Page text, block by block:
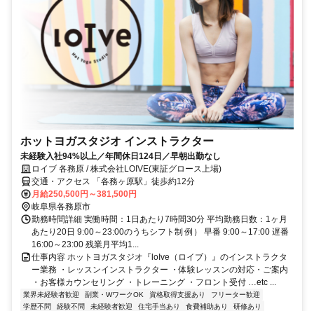
ホットヨガスタジオ インストラクター
未経験入社94%以上／年間休日124日／早朝出勤なし
ロイブ 各務原 / 株式会社LOIVE(東証グロース上場)
交通・アクセス 「各務ヶ原駅」徒歩約12分
月給250,500円～381,500円
岐阜県各務原市
勤務時間詳細 実働時間：1日あたり7時間30分 平均勤務日数：1ヶ月
あたり20日 9:00～23:00のうちシフト制 例） 早番 9:00～17:00 遅番
16:00～23:00 残業月平均1...
仕事内容 ホットヨガスタジオ『loIve（ロイブ）』のインストラクタ
ー業務 ・レッスンインストラクター ・体験レッスンの対応・ご案内
・お客様カウンセリング ・トレーニング ・フロント受付 …etc ...
業界未経験者歓迎 副業・WワークOK 資格取得支援あり
フリーター歓迎
学歴不問
経験不問 未経験者歓迎 住宅手当あり 食費補助あり
研修あり